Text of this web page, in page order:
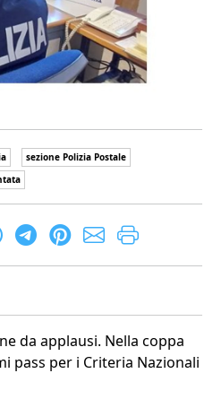
sezione Polizia Postale
da applausi. Nella coppa
pass per i Criteria Nazionali